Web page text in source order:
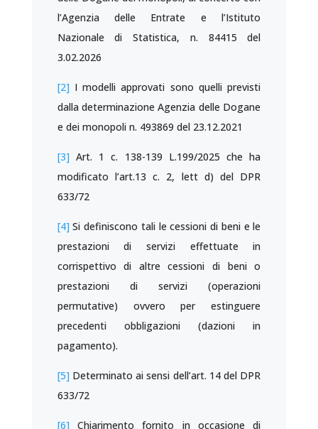
l’Agenzia delle Entrate e l’Istituto
Nazionale di Statistica, n. 84415 del
3.02.2026
[2] I modelli approvati sono quelli previsti
dalla determinazione Agenzia delle Dogane
e dei monopoli n. 493869 del 23.12.2021
[3] Art. 1 c. 138-139 L.199/2025 che ha
modificato l’art.13 c. 2, lett d) del DPR
633/72
[4] Si definiscono tali le cessioni di beni e le
prestazioni di servizi effettuate in
corrispettivo di altre cessioni di beni o
prestazioni di servizi (operazioni
permutative) ovvero per estinguere
precedenti obbligazioni (dazioni in
pagamento).
[5] Determinato ai sensi dell’art. 14 del DPR
633/72
[6] Chiarimento fornito in occasione di